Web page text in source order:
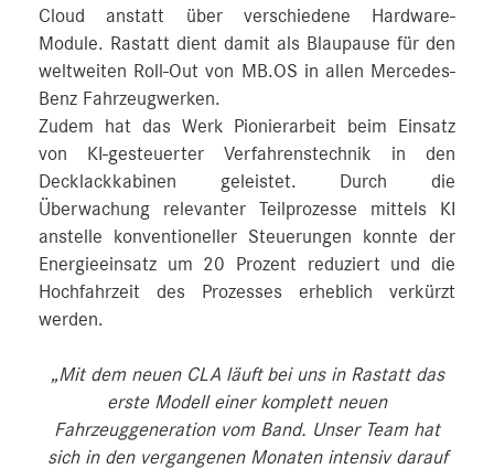
Cloud anstatt über verschiedene Hardware-
Module. Rastatt dient damit als Blaupause für den
weltweiten Roll-Out von MB.OS in allen Mercedes-
Benz Fahrzeugwerken.
Zudem hat das Werk Pionierarbeit beim Einsatz
von KI-gesteuerter Verfahrenstechnik in den
Decklackkabinen geleistet. Durch die
Überwachung relevanter Teilprozesse mittels KI
anstelle konventioneller Steuerungen konnte der
Energieeinsatz um 20 Prozent reduziert und die
Hochfahrzeit des Prozesses erheblich verkürzt
werden.
„Mit dem neuen CLA läuft bei uns in Rastatt das
erste Modell einer komplett neuen
Fahrzeuggeneration vom Band. Unser Team hat
sich in den vergangenen Monaten intensiv darauf